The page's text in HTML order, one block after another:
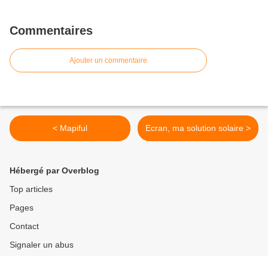
Commentaires
Ajouter un commentaire
< Mapiful Ecran, ma solution solaire >
Hébergé par Overblog
Top articles
Pages
Contact
Signaler un abus